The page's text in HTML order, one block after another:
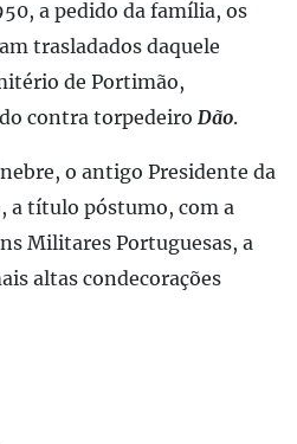
a pedido da família, os
trasladados daquele
de Portimão,
contra torpedeiro Dão.
o antigo Presidente da
a título póstumo, com a
Militares Portuguesas, a
altas condecorações